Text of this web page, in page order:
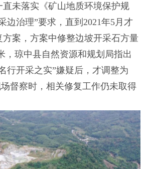
未落实《矿山地质环境保护规
边治理”要求，直到2021年5月才
案，方案中修整边坡开采石方量
，琼中县自然资源和规划局指出
行开采之实”嫌疑后，才调整为
督察时，相关修复工作仍未取得